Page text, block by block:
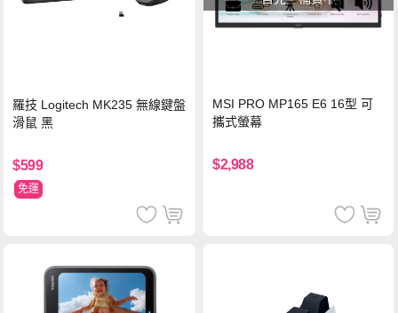
羅技 Logitech MK235 無線鍵盤
滑鼠 黑
$599
免運
MSI PRO MP165 E6 16型 可
攜式螢幕
$2,988